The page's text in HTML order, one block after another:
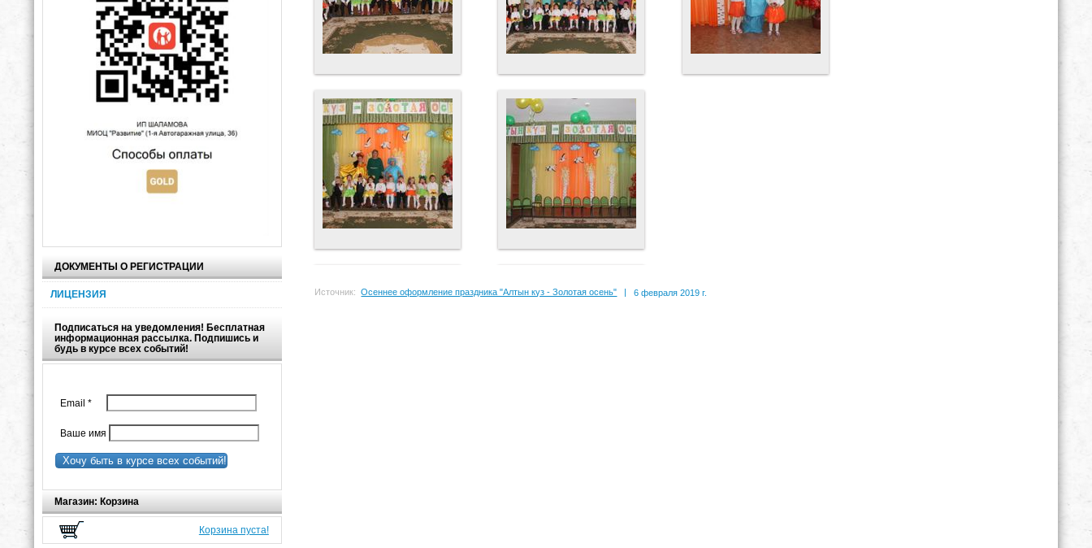
ДОКУМЕНТЫ О РЕГИСТРАЦИИ
ЛИЦЕНЗИЯ
Подписаться на уведомления! Бесплатная
информационная рассылка. Подпишись и
будь в курсе всех событий!
Email *
Ваше имя
Хочу быть в курсе всех событий!
Магазин: Корзина
Корзина пуста!
Источник: Осеннее оформление праздника "Алтын күз - Золотая осень" | 6 февраля 2019 г.